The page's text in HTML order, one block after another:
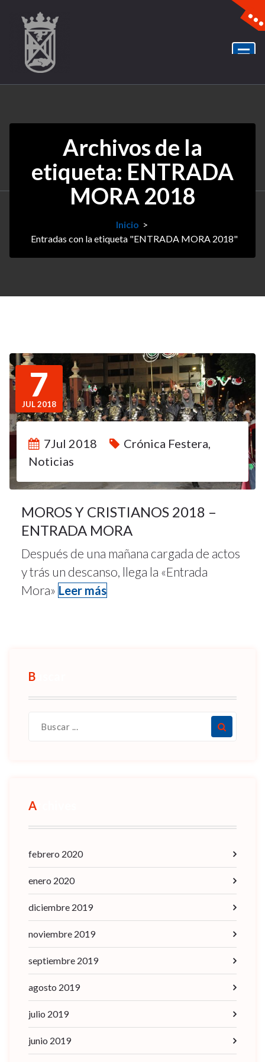
Archivos de la
etiqueta: ENTRADA
MORA 2018
Inicio >
Entradas con la etiqueta "ENTRADA MORA 2018"
7
JUL 2018
7Jul 2018 Crónica Festera,
Noticias
MOROS Y CRISTIANOS 2018 –
ENTRADA MORA
Después de una mañana cargada de actos
y trás un descanso, llega la «Entrada
Mora» Leer más
febrero 2020
enero 2020
diciembre 2019
noviembre 2019
septiembre 2019
agosto 2019
julio 2019
junio 2019